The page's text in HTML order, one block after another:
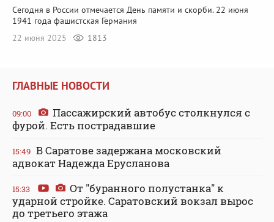
Сегодня в России отмечается День памяти и скорби. 22 июня
1941 года фашистская Германия
22 июня 2025
1813
ГЛАВНЫЕ НОВОСТИ
09:00
Пассажирский автобус столкнулся с
фурой. Есть пострадавшие
15:49 В Саратове задержана московский
адвокат Надежда Ерусланова
15:33
От "буранного полустанка" к
ударной стройке. Саратовский вокзал вырос
до третьего этажа